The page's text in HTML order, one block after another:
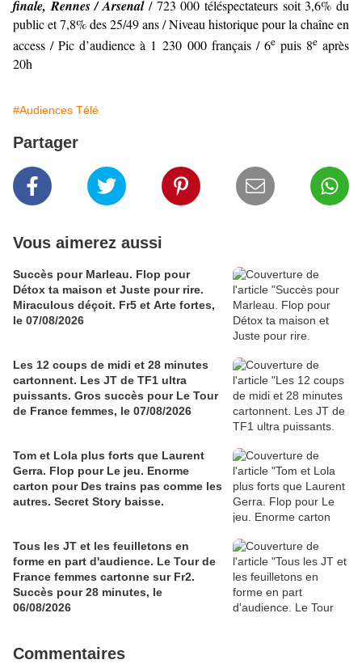
finale, Rennes / Arsenal/ 723 000 téléspectateurs soit 3,6% du
public et 7,8% des 25/49 ans / Niveau historique pour la chaîne en
access / Pic d’audience à 1 230 000 français / 6e puis 8e après
20h
#Audiences Télé
Partager
Vous aimerez aussi
Succès pour Marleau. Flop pour
Détox ta maison et Juste pour rire.
Miraculous déçoit. Fr5 et Arte fortes,
le 07/08/2026
Les 12 coups de midi et 28 minutes
cartonnent. Les JT de TF1 ultra
puissants. Gros succès pour Le Tour
de France femmes, le 07/08/2026
Tom et Lola plus forts que Laurent
Gerra. Flop pour Le jeu. Enorme
carton pour Des trains pas comme les
autres. Secret Story baisse.
Tous les JT et les feuilletons en
forme en part d'audience. Le Tour de
France femmes cartonne sur Fr2.
Succès pour 28 minutes, le
06/08/2026
Commentaires